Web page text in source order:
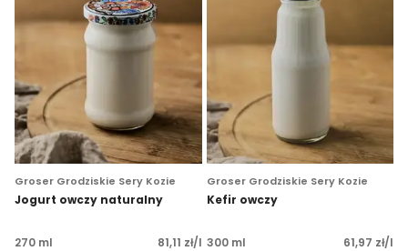
Groser Grodziskie Sery Kozie
Jogurt owczy naturalny
270 ml 81,11 zł/l
Groser Grodziskie Sery Kozie
Kefir owczy
300 ml 61,97 zł/l